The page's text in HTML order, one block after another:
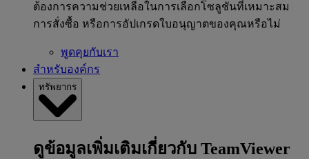
ต้องการความช่วยเหลือในการเลือกโซลูชันที่เหมาะสม
การสั่งซื้อ หรือการอัปเกรดใบอนุญาตของคุณหรือไม่
พูดคุยกับเรา
สำหรับองค์กร
ทรัพยากร
ดูข้อมูลเพิ่มเติมเกี่ยวกับ TeamViewer